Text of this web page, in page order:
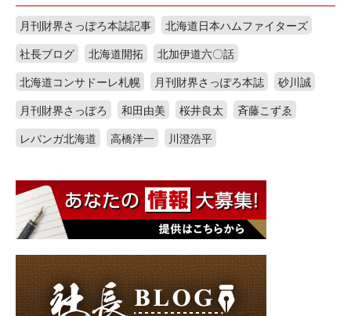
月刊財界さっぽろ本誌記事
北海道日本ハムファイターズ
社長ブログ
北海道開拓
北加伊道六〇話
北海道コンサドーレ札幌
月刊財界さっぽろ本誌
砂川誠
月刊財界さっぽろ
和田由美 桜井良太
斉藤こずゑ
レバンガ北海道
高橋洋一 川澄浩平